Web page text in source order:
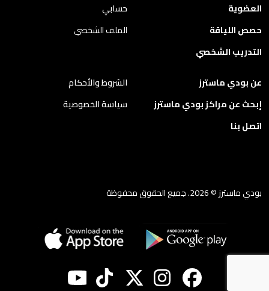
العضوية
حصص اللياقة
التدريب الشخصي
حسابي
الملف الشخصي
عن بودي ماسترز
إبحث عن مراكز بودي ماسترز
اتصل بنا
الشروط والأحكام
سياسة الخصوصية
بودي ماسترز © 2026. جميع الحقوق محفوظة